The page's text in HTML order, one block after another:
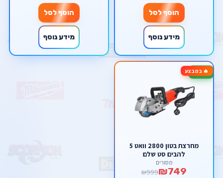
הוסף לסל
מידע נוסף
הוסף לסל
מידע נוסף
🔥 במבצע-25%
מחרצת בטון 2800 וואט 5
להבים סט שלם
מסורים
₪749
₪999